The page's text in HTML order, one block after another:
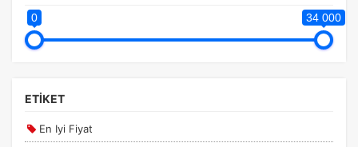
0 34 000
ETİKET
En Iyi Fiyat